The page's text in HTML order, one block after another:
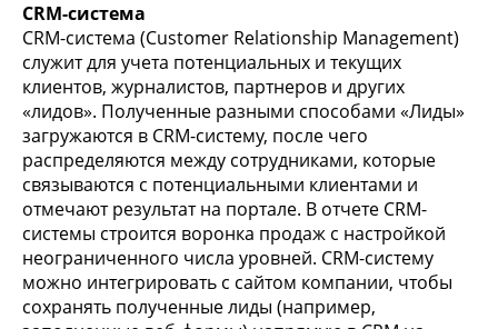
CRM-система
CRM-система (Customer Relationship Management)
служит для учета потенциальных и текущих
клиентов, журналистов, партнеров и других
«лидов». Полученные разными способами «Лиды»
загружаются в CRM-систему, после чего
распределяются между сотрудниками, которые
связываются с потенциальными клиентами и
отмечают результат на портале. В отчете CRM-
системы строится воронка продаж с настройкой
неограниченного числа уровней. CRM-систему
можно интегрировать с сайтом компании, чтобы
сохранять полученные лиды (например,